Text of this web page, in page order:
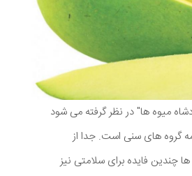
میوه ها" در نظر گرفته می شود
گروه های سنی است. جدا از
چندین فایده برای سلامتی نیز